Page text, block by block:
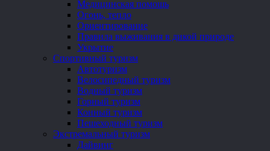
Медицинская помощь
Огонь, тепло
Ориентирование
Правила выживания в дикой природе
Укрытие
Спортивный туризм
Автотуризм
Велосипедный туризм
Водный туризм
Горный туризм
Конный туризм
Пешеходный туризм
Экстремальный туризм
Дайвинг